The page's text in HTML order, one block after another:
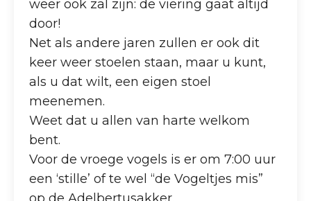
weer ook zal zijn: de viering gaat altijd
door!
Net als andere jaren zullen er ook dit
keer weer stoelen staan, maar u kunt,
als u dat wilt, een eigen stoel
meenemen.
Weet dat u allen van harte welkom
bent.
Voor de vroege vogels is er om 7:00 uur
een ‘stille’ of te wel “de Vogeltjes mis”